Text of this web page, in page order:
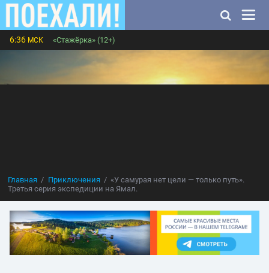
6:36 МСК «Стажёрка» (12+)
Главная Приключения
«У самурая нет цели — только путь».
Третья серия экспедиции на Ямал.